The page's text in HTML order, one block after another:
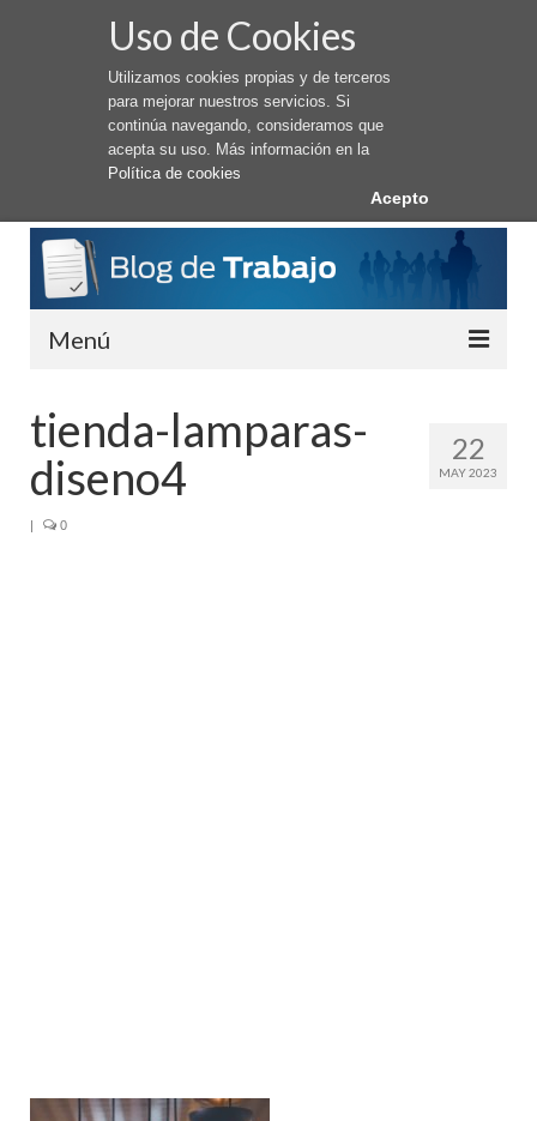
Uso de Cookies
Utilizamos cookies propias y de terceros
para mejorar nuestros servicios. Si
continúa navegando, consideramos que
acepta su uso. Más información en la
Política de cookies
Acepto
Menú
Cómo buscar trabajo
Trabajar en el Extranjero
Modelos de Cartas
22
MAY 2023
tienda-lamparas-
diseno4
| 0